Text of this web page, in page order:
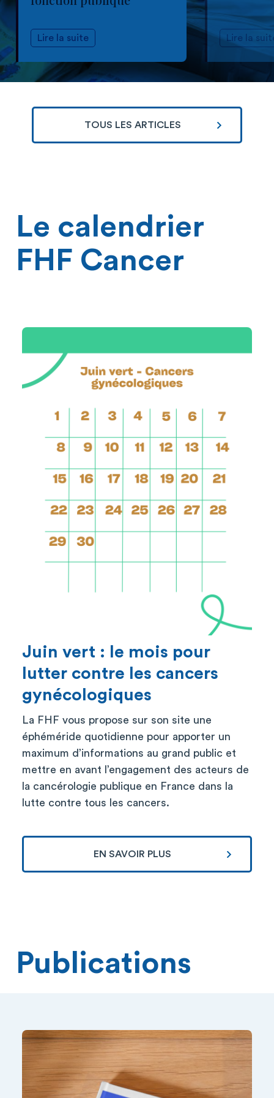
Lire la suite Lire la
TOUS LES ARTICLES
Le calendrier
FHF Cancer
Juin vert : le mois pour
lutter contre les cancers
gynécologiques
La FHF vous propose sur son site une
éphéméride quotidienne pour apporter un
maximum d’informations au grand public et
mettre en avant l’engagement des acteurs de
la cancérologie publique en France dans la
lutte contre tous les cancers.
EN SAVOIR PLUS
Publications